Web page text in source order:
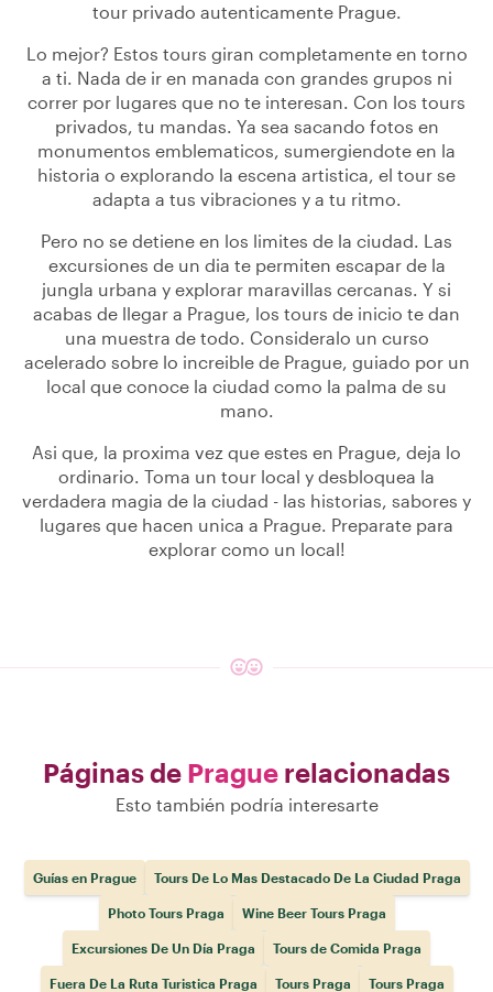
tour privado autenticamente Prague.
Lo mejor? Estos tours giran completamente en torno
a ti. Nada de ir en manada con grandes grupos ni
correr por lugares que no te interesan. Con los tours
privados, tu mandas. Ya sea sacando fotos en
monumentos emblematicos, sumergiendote en la
historia o explorando la escena artistica, el tour se
adapta a tus vibraciones y a tu ritmo.
Pero no se detiene en los limites de la ciudad. Las
excursiones de un dia te permiten escapar de la
jungla urbana y explorar maravillas cercanas. Y si
acabas de llegar a Prague, los tours de inicio te dan
una muestra de todo. Consideralo un curso
acelerado sobre lo increible de Prague, guiado por un
local que conoce la ciudad como la palma de su
mano.
Asi que, la proxima vez que estes en Prague, deja lo
ordinario. Toma un tour local y desbloquea la
verdadera magia de la ciudad - las historias, sabores y
lugares que hacen unica a Prague. Preparate para
explorar como un local!
Páginas de Prague relacionadas
Esto también podría interesarte
Guías en Prague Tours De Lo Mas Destacado De La Ciudad Praga
Photo Tours Praga Wine Beer Tours Praga
Excursiones De Un Día Praga Tours de Comida Praga
Fuera De La Ruta Turistica Praga Tours Praga Tours Praga